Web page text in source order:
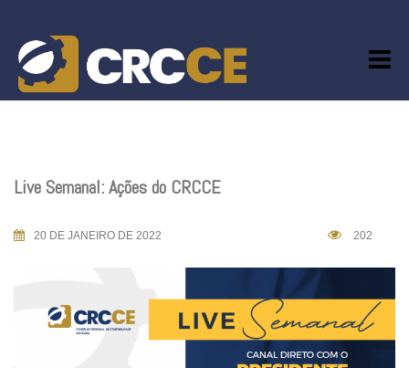
content
Live Semanal: Ações do CRCCE
20 DE JANEIRO DE 2022 202